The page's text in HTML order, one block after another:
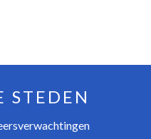
STEDEN